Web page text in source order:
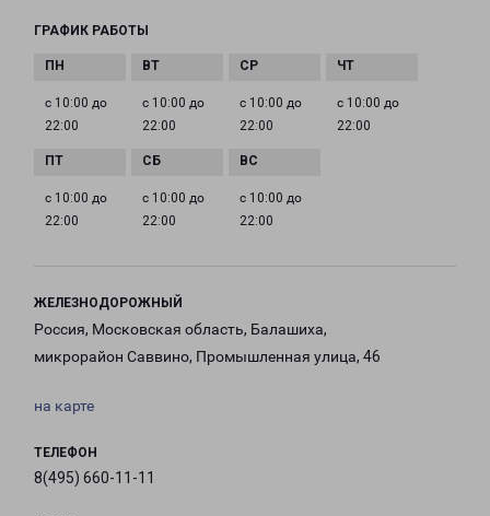
ГРАФИК РАБОТЫ
с 10:00 до
22:00
с 10:00 до
22:00
с 10:00 до
22:00
с 10:00 до
22:00
с 10:00 до
22:00
с 10:00 до
22:00
с 10:00 до
22:00
ЖЕЛЕЗНОДОРОЖНЫЙ
Россия, Московская область, Балашиха,
микрорайон Саввино, Промышленная улица, 46
на карте
ТЕЛЕФОН
8(495) 660-11-11